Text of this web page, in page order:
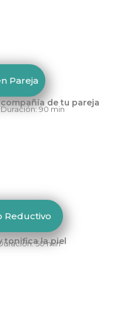
Pareja
de tu pareja
90 min
Reductivo
tonifica la piel
50 min